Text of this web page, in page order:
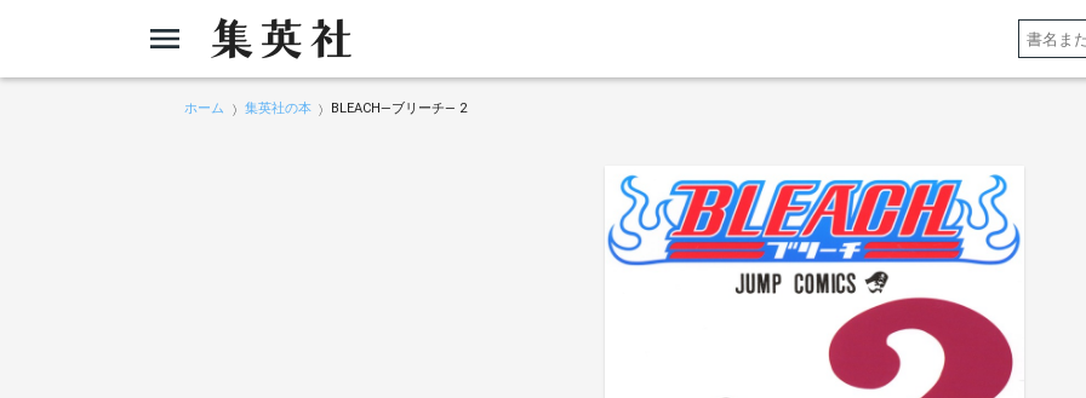
ホーム 集英社の本 BLEACH―ブリーチ― 2